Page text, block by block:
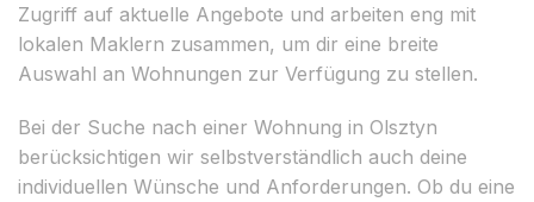
Zugriff auf aktuelle Angebote und arbeiten eng mit
lokalen Maklern zusammen, um dir eine breite
Auswahl an Wohnungen zur Verfügung zu stellen.
Bei der Suche nach einer Wohnung in Olsztyn
berücksichtigen wir selbstverständlich auch deine
individuellen Wünsche und Anforderungen. Ob du eine